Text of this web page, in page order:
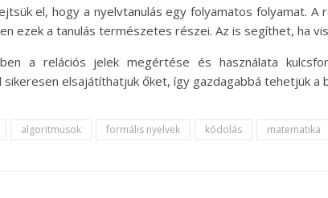
el, hogy a nyelvtanulás egy folyamatos folyamat.
ezek a tanulás természetes részei. Az is segíthet, ha
a relációs jelek megértése és használata
elsajátíthatjuk őket, így gazdagabbá tehetjük a
algoritmusok formális nyelvek kódolás matematika